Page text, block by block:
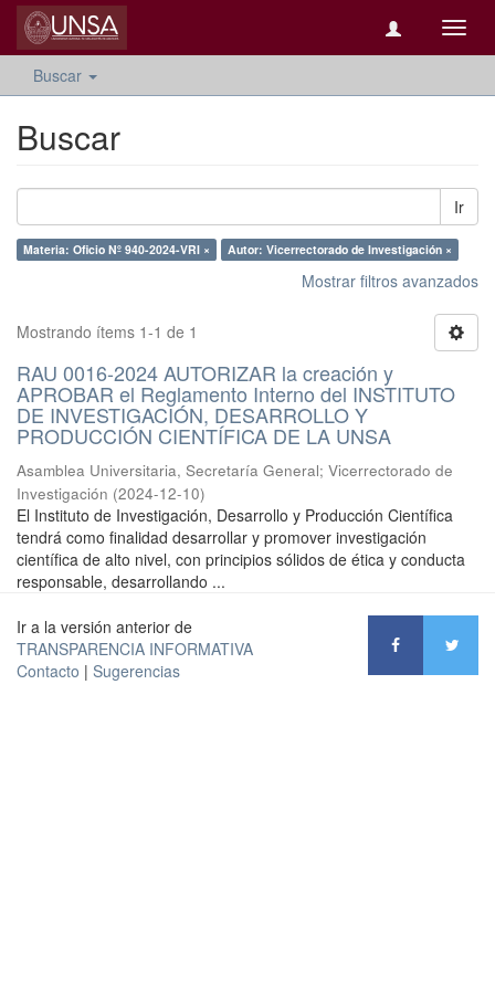
Buscar
Buscar
Ir
Materia: Oficio Nº 940-2024-VRI × Autor: Vicerrectorado de Investigación ×
Mostrar filtros avanzados
Mostrando ítems 1-1 de 1
RAU 0016-2024 AUTORIZAR la creación y
APROBAR el Reglamento Interno del INSTITUTO
DE INVESTIGACIÓN, DESARROLLO Y
PRODUCCIÓN CIENTÍFICA DE LA UNSA
Asamblea Universitaria, Secretaría General; Vicerrectorado de
Investigación (2024-12-10)
El Instituto de Investigación, Desarrollo y Producción Científica
tendrá como finalidad desarrollar y promover investigación
científica de alto nivel, con principios sólidos de ética y conducta
responsable, desarrollando ...
Ir a la versión anterior de
TRANSPARENCIA INFORMATIVA
Contacto | Sugerencias